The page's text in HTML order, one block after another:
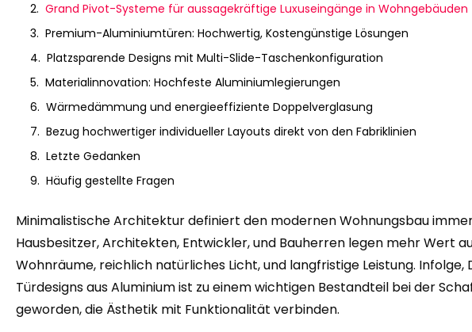
Grand Pivot-Systeme für aussagekräftige Luxuseingänge in Wohngebäuden
Premium-Aluminiumtüren: Hochwertig, Kostengünstige Lösungen
Platzsparende Designs mit Multi-Slide-Taschenkonfiguration
Materialinnovation: Hochfeste Aluminiumlegierungen
Wärmedämmung und energieeffiziente Doppelverglasung
Bezug hochwertiger individueller Layouts direkt von den Fabriklinien
Letzte Gedanken
Häufig gestellte Fragen
Minimalistische Architektur definiert den modernen Wohnungsbau
Hausbesitzer, Architekten, Entwickler, und Bauherren legen mehr Wert
Wohnräume, reichlich natürliches Licht, und langfristige Leistung. Infolge,
Türdesigns aus Aluminium ist zu einem wichtigen Bestandteil bei der
geworden, die Ästhetik mit Funktionalität verbinden.